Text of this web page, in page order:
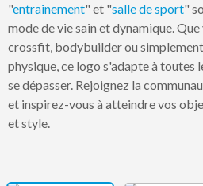
"entraînement" et "salle de sport"
mode de vie sain et dynamique.
crossfit, bodybuilder ou
physique, ce logo s'adapte à toutes
se dépasser. Rejoignez la
et inspirez-vous à atteindre vos
et style.